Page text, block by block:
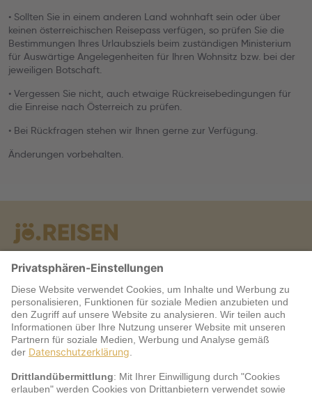
• Sollten Sie in einem anderen Land wohnhaft sein oder über
keinen österreichischen Reisepass verfügen, so prüfen Sie die
Bestimmungen Ihres Urlaubsziels beim zuständigen Ministerium
für Auswärtige Angelegenheiten für Ihren Wohnsitz bzw. bei der
jeweiligen Botschaft.
• Vergessen Sie nicht, auch etwaige Rückreisebedingungen für
die Einreise nach Österreich zu prüfen.
• Bei Rückfragen stehen wir Ihnen gerne zur Verfügung.
Änderungen vorbehalten.
Warum jö?
Service
jö Bonus Club Partner